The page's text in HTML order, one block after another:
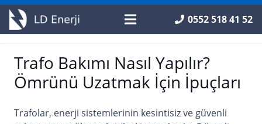
0552 518 41 52
Trafo Bakımı Nasıl Yapılır?
Ömrünü Uzatmak İçin İpuçları
Trafolar, enerji sistemlerinin kesintisiz ve güvenli